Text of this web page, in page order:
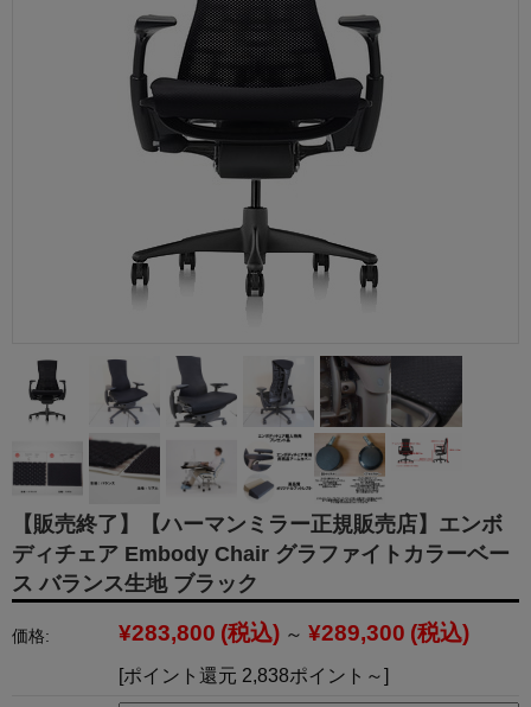
【販売終了】【ハーマンミラー正規販売店】エンボ
ディチェア Embody Chair グラファイトカラーベー
ス バランス生地 ブラック
価格: ¥283,800 (税込) ～ ¥289,300 (税込)
[ポイント還元 2,838ポイント～]